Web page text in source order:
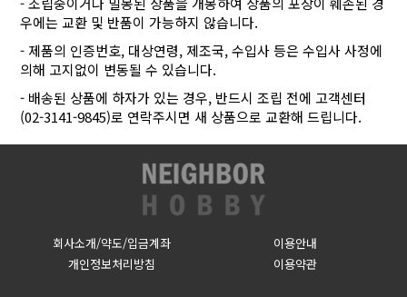
우에는 교환 및 반품이 가능하지 않습니다.
- 제품의 인증번호, 대상연령, 제조국, 수입사 등은 수입사 사정에
의해 고지없이 변동될 수 있습니다.
- 배송된 상품에 하자가 있는 경우, 반드시 조립 전에 고객센터
(02-3141-9845)로 연락주시면 새 상품으로 교환해 드립니다.
회사소개/약도/입금계좌
이용안내
개인정보처리방침
이용약관